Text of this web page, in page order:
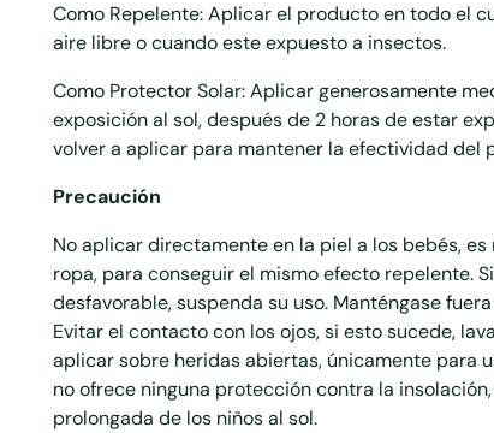
Como Repelente: Aplicar el producto en todo el
aire libre o cuando este expuesto a insectos.
Como Protector Solar: Aplicar generosamente
exposición al sol, después de 2 horas de estar
volver a aplicar para mantener la efectividad del
Precaución
No aplicar directamente en la piel a los bebés,
ropa, para conseguir el mismo efecto repelente.
desfavorable, suspenda su uso. Manténgase
Evitar el contacto con los ojos, si esto sucede,
aplicar sobre heridas abiertas, únicamente para
no ofrece ninguna protección contra la
prolongada de los niños al sol.